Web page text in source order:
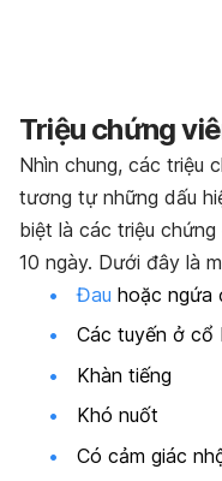
Triệu chứng
Nhìn chung, các triệu
tương tự những dấu
biệt là các triệu
10 ngày. Dưới đây là
Đau hoặc ngứa
Các tuyến ở cổ
Khàn tiếng
Khó nuốt
Có cảm giác